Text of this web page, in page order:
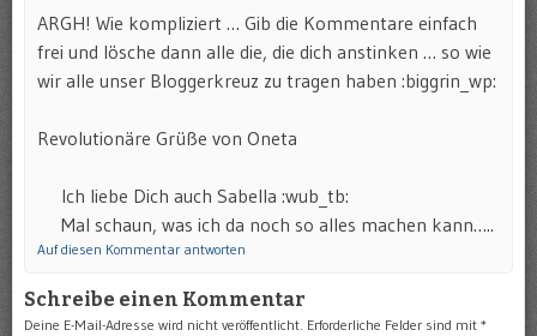
ARGH! Wie kompliziert … Gib die Kommentare einfach
frei und lösche dann alle die, die dich anstinken … so wie
wir alle unser Bloggerkreuz zu tragen haben :biggrin_wp:
Revolutionäre Grüße von Oneta
Ich liebe Dich auch Sabella :wub_tb:
Mal schaun, was ich da noch so alles machen kann…..
Auf diesen Kommentar antworten
Schreibe einen Kommentar
Deine E-Mail-Adresse wird nicht veröffentlicht. Erforderliche Felder sind mit *